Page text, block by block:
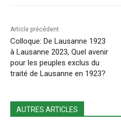
Article précédent
Colloque: De Lausanne 1923
à Lausanne 2023, Quel avenir
pour les peuples exclus du
traité de Lausanne en 1923?
AUTRES ARTICLES